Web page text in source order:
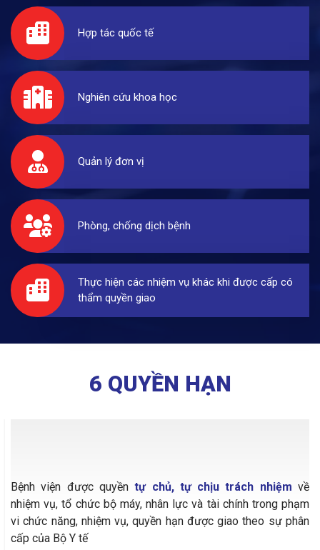
Hợp tác quốc tế
Nghiên cứu khoa học
Quản lý đơn vị
Phòng, chống dịch bệnh
Thực hiện các nhiệm vụ khác khi được cấp có
thẩm quyền giao
6 QUYỀN HẠN
01
Bệnh viện được quyềntự chủ, tự chịu trách nhiệm về
nhiệm vụ, tổ chức bộ máy, nhân lực và tài chính trong phạm
vi chức năng, nhiệm vụ, quyền hạn được giao theo sự phân
cấp của Bộ Y tế